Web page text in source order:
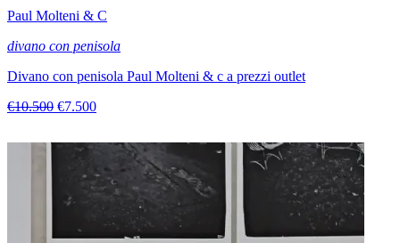
Paul Molteni & C
divano con penisola
Divano con penisola Paul Molteni & c a prezzi outlet
€10.500 €7.500